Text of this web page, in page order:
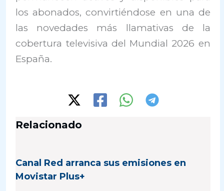
los abonados, convirtiéndose en una de
las novedades más llamativas de la
cobertura televisiva del Mundial 2026 en
España.
Relacionado
Canal Red arranca sus emisiones en
Movistar Plus+